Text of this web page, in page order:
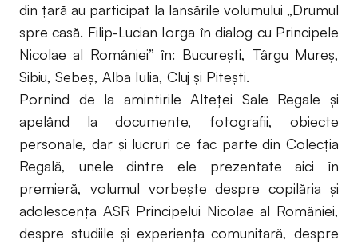
din țară au participat la lansările volumului „Drumul
spre casă. Filip-Lucian Iorga în dialog cu Principele
Nicolae al României” în: București, Târgu Mureș,
Sibiu, Sebeș, Alba Iulia, Cluj și Pitești.
Pornind de la amintirile Alteţei Sale Regale şi
apelând la documente, fotografii, obiecte
personale, dar şi lucruri ce fac parte din Colecţia
Regală, unele dintre ele prezentate aici în
premieră, volumul vorbeşte despre copilăria şi
adolescenţa ASR Principelui Nicolae al României,
despre studiile şi experienţa comunitară, despre